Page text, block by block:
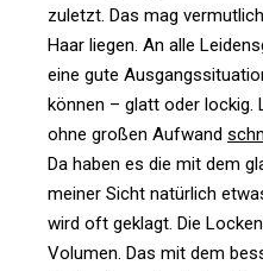
zuletzt. Das mag
Haar liegen. An alle
eine gute
können – glatt oder lockig.
ohne großen Auf­wand
Da haben es die mit dem
meiner Sicht natür­lich
wird oft geklagt. Die
Volumen. Das mit dem